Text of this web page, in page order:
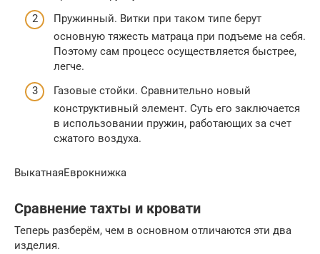
Пружинный. Витки при таком типе берут
основную тяжесть матраца при подъеме на себя.
Поэтому сам процесс осуществляется быстрее,
легче.
Газовые стойки. Сравнительно новый
конструктивный элемент. Суть его заключается
в использовании пружин, работающих за счет
сжатого воздуха.
ВыкатнаяЕврокнижка
Сравнение тахты и кровати
Теперь разберём, чем в основном отличаются эти два
изделия.